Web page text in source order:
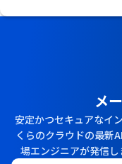
メ
安定かつセキュアなイ
くらのクラウドの最新
場エンジニアが発信し